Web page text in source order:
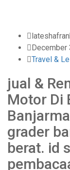
December
Travel &
jual &
Motor Di
grader
berat. id